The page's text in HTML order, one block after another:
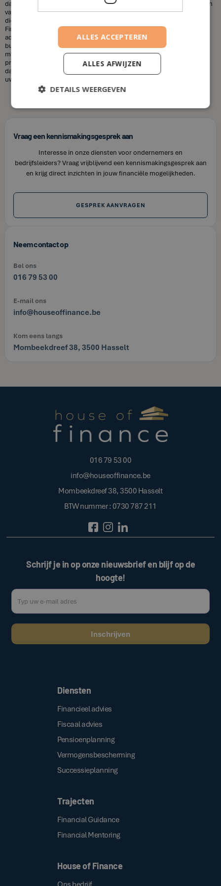
dat financieel adviseurs duur zijn. Dit is niet altijd het geval. De kosten
van een financieel adviseur kunnen variëren, afhankelijk van de
diensten die u nodig heeft en uw financiële situatie. Bij House of
Finance bieden wij betaalbare tarieven voor onze financiële
adviesdiensten, zodat u uw financiën kunt optimaliseren zonder uw
budget te overschrijden. Kortom, laat u niet misleiden door de
misvattingen over financieel adviseurs. Als u op zoek bent naar
professioneel en betrouwbaar financieel advies in Maldegem, neem
dan contact op met House of Finance. Wij staan klaar om u te helpen
uw financiële doelen te bereiken.
Vraag een kennismakingsgesprek aan
Interesse in onze diensten voor ondernemers en
bedrijfsleiders? Vraag vrijblijvend een kennismakingsgesprek aan
en krijg direct inzichten in jouw financiële mogelijkheden.
GESPREK AANVRAGEN
Neem contact op
Bel ons
016 79 53 00
E-mail ons
info@houseoffinance.be
Kom eens langs
Mombeekdreef 38, 3500 Hasselt
016 79 53 00
info@houseoffinance.be
Mombeekdreef 38, 3500 Hasselt
BTW nummer : 0730 787 211
Schrijf je in op onze nieuwsbrief en blijf op de
hoogte!
Diensten
Financieel advies
Fiscaal advies
Pensioenplanning
Vermogensbescherming
Successieplanning
Trajecten
Financial Guidance
Financial Mentoring
House of Finance
ALLES ACCEPTEREN
ALLES AFWIJZEN
DETAILS WEERGEVEN